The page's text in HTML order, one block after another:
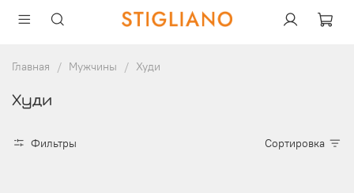
Главная Мужчины Худи
Худи
Фильтры Сортировка